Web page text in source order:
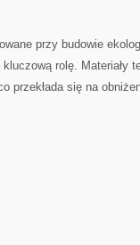
​przy budowie
rolę.‍ Materiały
przekłada się na